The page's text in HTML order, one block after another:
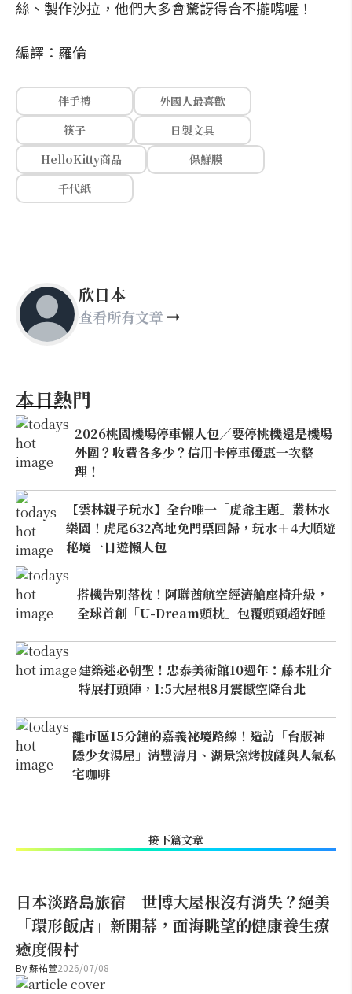
絲、製作沙拉，他們大多會驚訝得合不攏嘴喔！
編譯：羅倫
伴手禮
外國人最喜歡
筷子
日製文具
HelloKitty商品
保鮮膜
千代紙
欣日本
查看所有文章
本日熱門
2026桃園機場停車懶人包／要停桃機還是機場
外圍？收費各多少？信用卡停車優惠一次整
理！
【雲林親子玩水】全台唯一「虎爺主題」叢林水
樂園！虎尾632高地免門票回歸，玩水＋4大順遊
秘境一日遊懶人包
搭機告別落枕！阿聯酋航空經濟艙座椅升級，
全球首創「U-Dream頭枕」包覆頭頸超好睡
建築迷必朝聖！忠泰美術館10週年：藤本壯介
特展打頭陣，1:5大屋根8月震撼空降台北
離市區15分鐘的嘉義祕境路線！造訪「台版神
隱少女湯屋」清豐濤月、湖景窯烤披薩與人氣私
宅咖啡
接下篇文章
日本淡路島旅宿｜世博大屋根沒有消失？絕美
「環形飯店」新開幕，面海眺望的健康養生療
癒度假村
By蘇祐萱2026/07/08